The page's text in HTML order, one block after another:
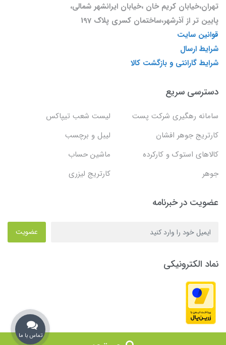
تهران،خیابان کریم خان ،خیابان ایرانشهر شمالی،
پایین تر از آذرشهر،ساختمان کسری پلاک 197
قوانین سایت
شرایط ارسال
شرایط گارانتی و بازگشت کالا
دسترسی سریع
سامانه رهگیری شرکت پست
لیست شعب تیپاکس
کارتریج جوهر افشان
لیبل و برچسب
کالاهای استوک و کارکرده
ماشین حساب
جوهر
کارتریج لیزری
عضویت در خبرنامه
عضویت
نماد الکترونیکی
تماس با ما